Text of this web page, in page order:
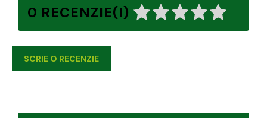
0 RECENZIE(I)
SCRIE O RECENZIE